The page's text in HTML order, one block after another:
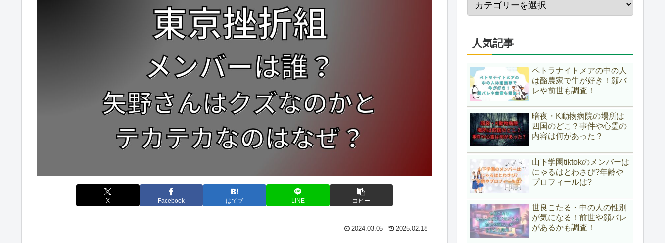
X Facebook はてブ LINE コピー
2024.03.05 2025.02.18
人気記事
ペトラナイトメアの中の人
は酪農家で牛が好き！顔バ
レや前世も調査！
暗夜・K動物病院の場所は
四国のどこ？事件や心霊の
内容は何があった？
山下学園tiktokのメンバーは
にゃるはとわさび?年齢や
プロフィールは?
世良こたる・中の人の性別
が気になる！前世や顔バレ
があるかも調査！